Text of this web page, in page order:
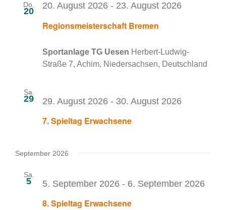
Do.
20
Regionsmeisterschaft Bremen
20. August 2026 - 23. August 2026
Sportanlage TG Uesen Herbert-Ludwig-
Straße 7, Achim, Niedersachsen, Deutschland
Sa.
29
7. Spieltag Erwachsene
29. August 2026 - 30. August 2026
September 2026
Sa.
5
8. Spieltag Erwachsene
5. September 2026 - 6. September 2026